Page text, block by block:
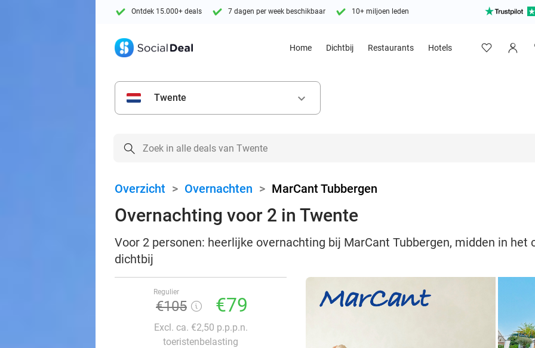
Ontdek 15.000+ deals 7 dagen per week beschikbaar 10+ miljoen leden
Home Dichtbij Restaurants Hotels
Twente keyboard_arrow_down
Overzicht > Overnachten > MarCant Tubbergen
Overnachting voor 2 in Twente
Voor 2 personen: heerlijke overnachting bij MarCant Tubbergen, midden in
dichtbij
Regulier
€105 €79
Excl. ca. €2,50 p.p.p.n.
toeristenbelasting